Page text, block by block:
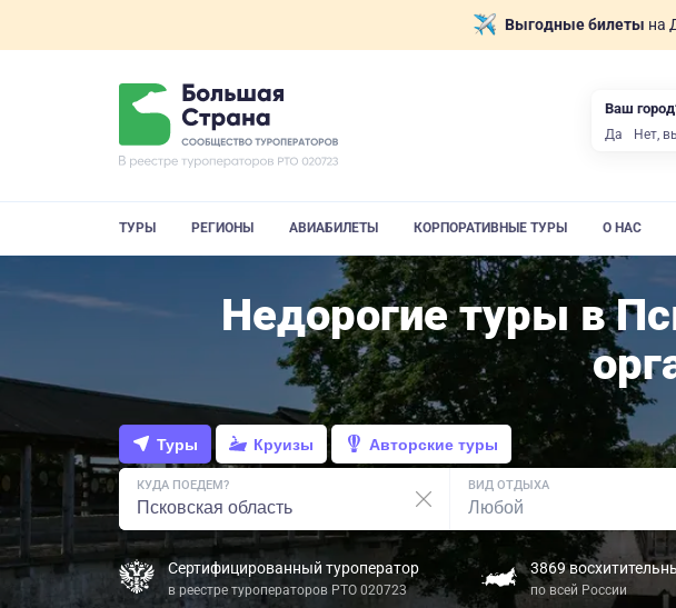
Выгодные билеты на
ТУРЫ РЕГИОНЫ АВИАБИЛЕТЫ КОРПОРАТИВНЫЕ ТУРЫ О НАС
Недорогие туры в
Туры Круизы Авторские туры
КУДА ПОЕДЕМ? ВИД ОТДЫХА
Сертифицированный туроператор
в реестре туроператоров РТО 020723
3869
по всей России
Ваш
Да Нет,